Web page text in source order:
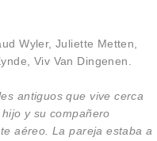
Wyler, Juliette Metten,
Viv Van Dingenen.
antiguos que vive cerca
y su compañero
aéreo. La pareja estaba a